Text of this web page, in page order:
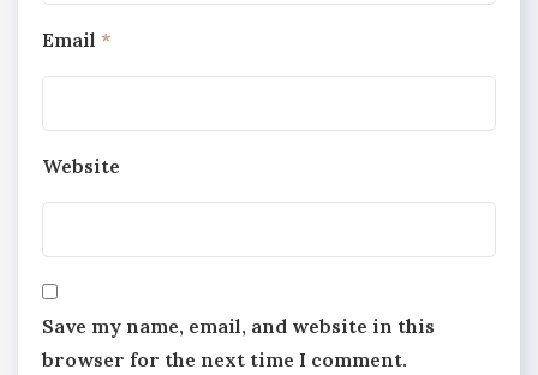
Email *
Website
Save my name, email, and website in this
browser for the next time I comment.